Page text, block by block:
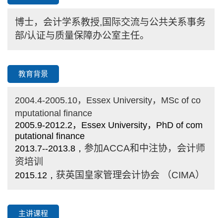
博士，会计学系教授, 国际交流与公共关系事务
部/认证与质量保障办公室主任。
教育背景
2004.4-2005.10， Essex University， MSc of co
mputational finance
2005.9-2012.2， Essex University， PhD of com
putational finance
2013.7--2013.8， 参加ACCA和中注协，会计师
资培训
2015.12， 获英国皇家管理会计协会 （CIMA）
主讲课程